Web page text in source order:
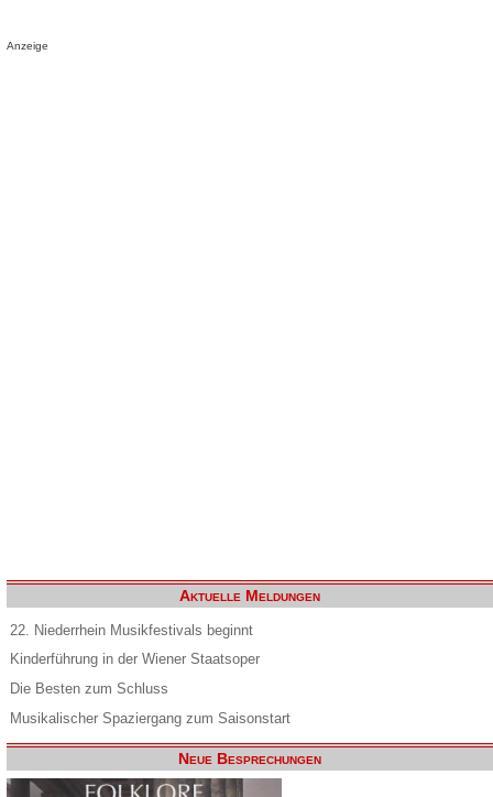
Anzeige
Aktuelle Meldungen
22. Niederrhein Musikfestivals beginnt
Kinderführung in der Wiener Staatsoper
Die Besten zum Schluss
Musikalischer Spaziergang zum Saisonstart
Neue Besprechungen